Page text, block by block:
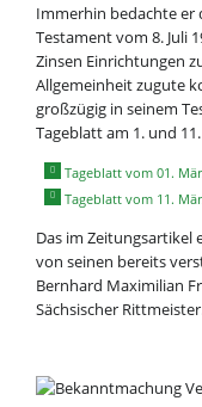
Immerhin bedachte er
Testament vom 8. Juli
Zinsen Einrichtungen
Allgemeinheit zugute
großzügig in seinem
Tageblatt am 1. und
Tageblatt vom 01.
Tageblatt vom 11.
Das im Zeitungsartikel
von seinen bereits
Bernhard Maximilian
Sächsischer